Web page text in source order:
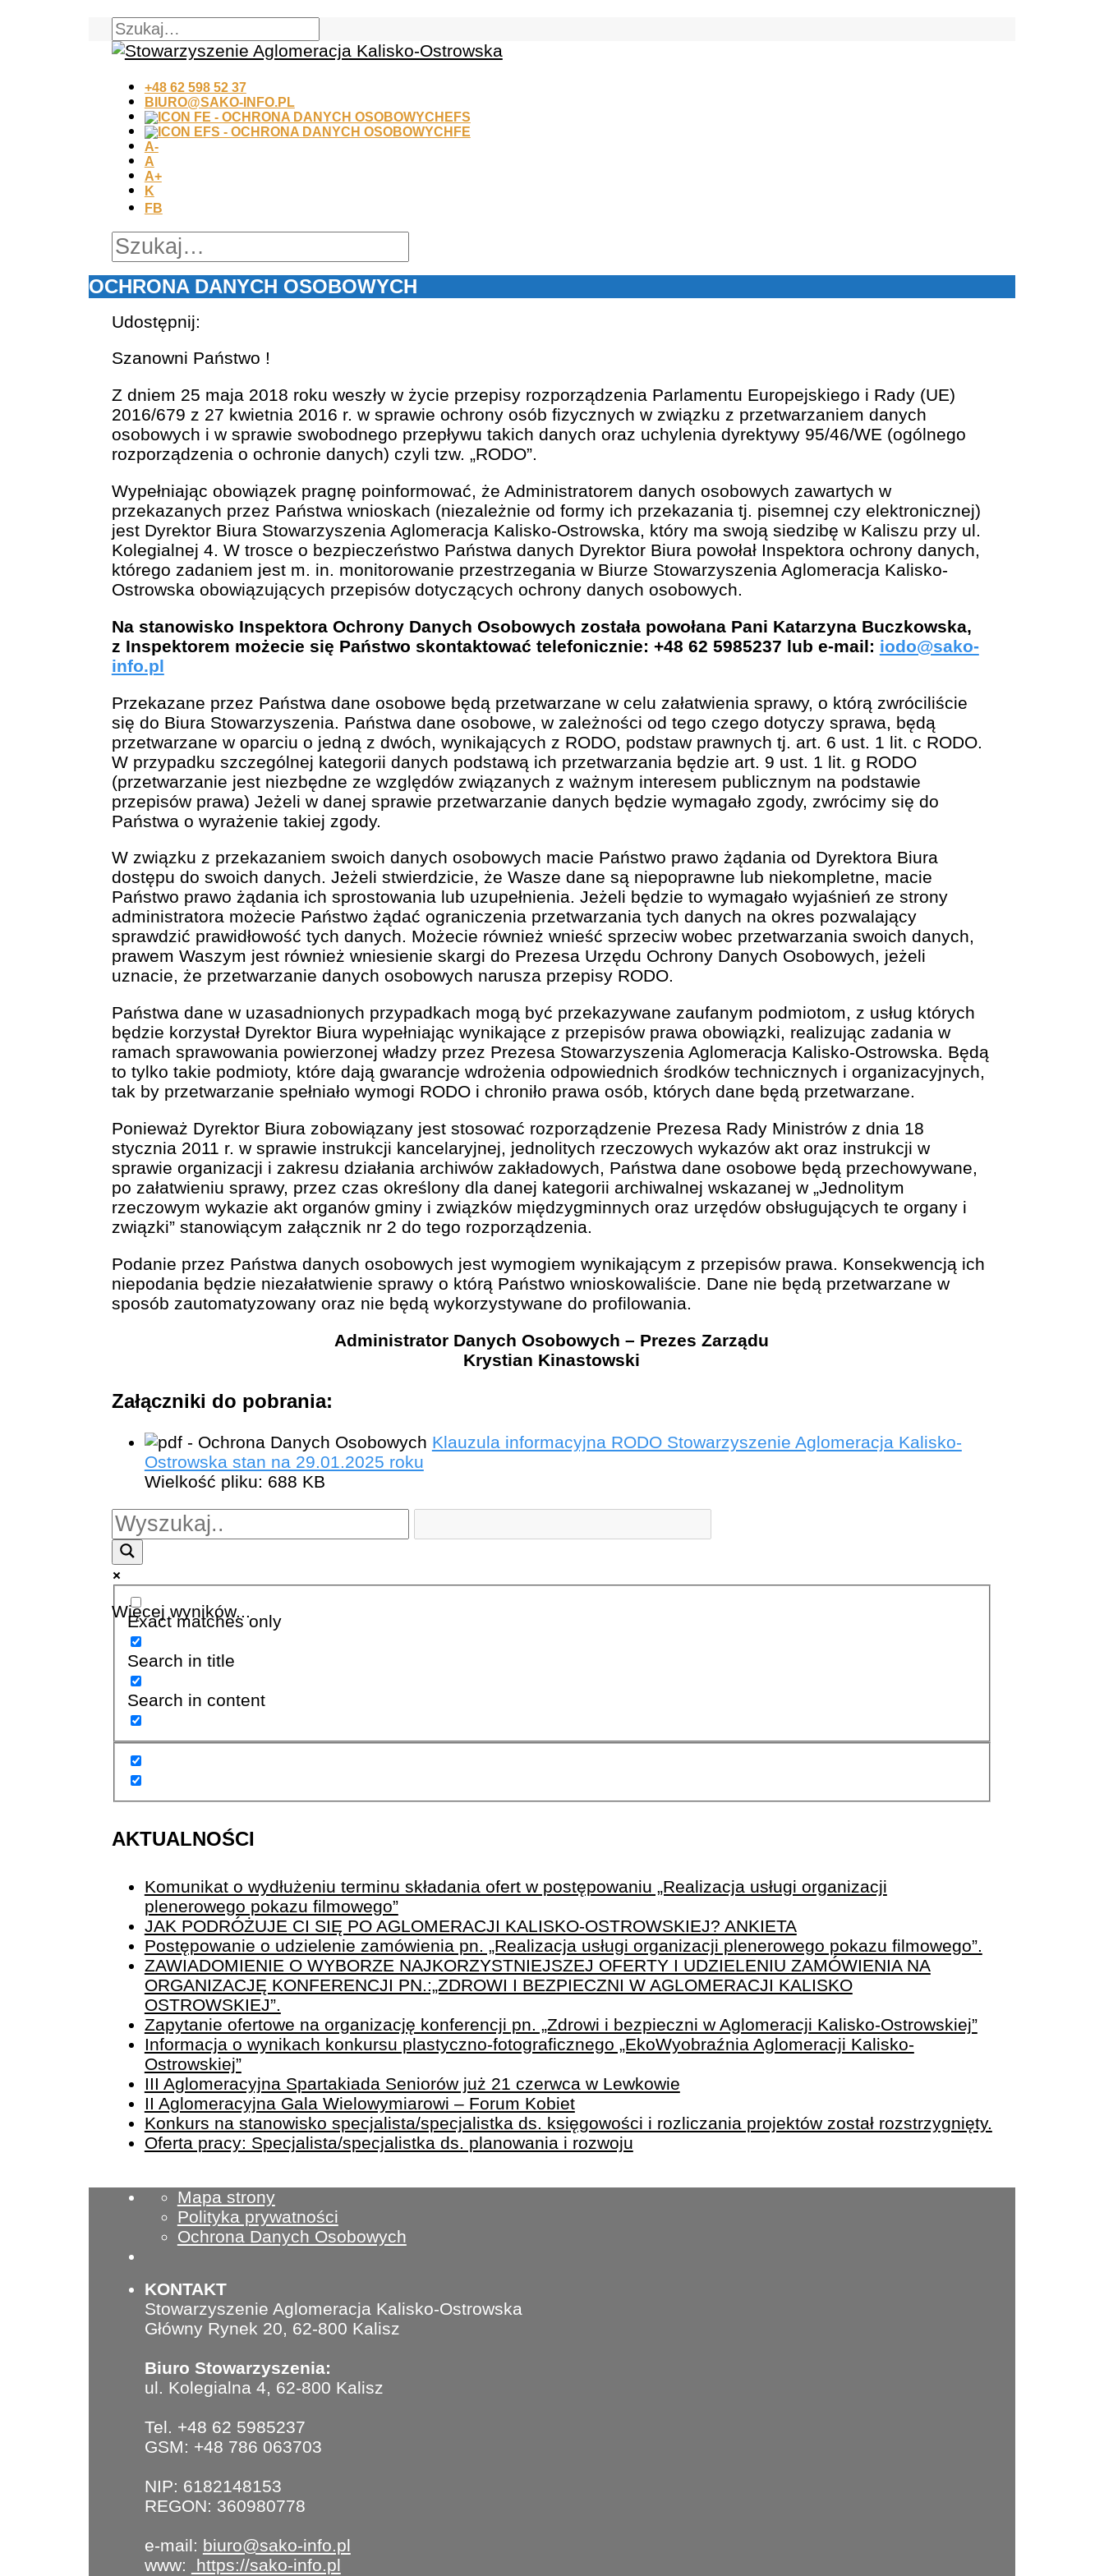
+48 62 598 52 37
BIURO@SAKO-INFO.PL
EFS
FE
A-
A
A+
K
FB
OCHRONA DANYCH OSOBOWYCH
Udostępnij:
Szanowni Państwo !
Z dniem 25 maja 2018 roku weszły w życie przepisy rozporządzenia Parlamentu Europejskiego i Rady (UE)
2016/679 z 27 kwietnia 2016 r. w sprawie ochrony osób fizycznych w związku z przetwarzaniem danych
osobowych i w sprawie swobodnego przepływu takich danych oraz uchylenia dyrektywy 95/46/WE (ogólnego
rozporządzenia o ochronie danych) czyli tzw. „RODO”.
Wypełniając obowiązek pragnę poinformować, że Administratorem danych osobowych zawartych w
przekazanych przez Państwa wnioskach (niezależnie od formy ich przekazania tj. pisemnej czy elektronicznej)
jest Dyrektor Biura Stowarzyszenia Aglomeracja Kalisko-Ostrowska, który ma swoją siedzibę w Kaliszu przy ul.
Kolegialnej 4. W trosce o bezpieczeństwo Państwa danych Dyrektor Biura powołał Inspektora ochrony danych,
którego zadaniem jest m. in. monitorowanie przestrzegania w Biurze Stowarzyszenia Aglomeracja Kalisko-
Ostrowska obowiązujących przepisów dotyczących ochrony danych osobowych.
Na stanowisko Inspektora Ochrony Danych Osobowych została powołana Pani Katarzyna Buczkowska,
z Inspektorem możecie się Państwo skontaktować telefonicznie: +48 62 5985237 lub e-mail: iodo@sako-
info.pl
Przekazane przez Państwa dane osobowe będą przetwarzane w celu załatwienia sprawy, o którą zwróciliście
się do Biura Stowarzyszenia. Państwa dane osobowe, w zależności od tego czego dotyczy sprawa, będą
przetwarzane w oparciu o jedną z dwóch, wynikających z RODO, podstaw prawnych tj. art. 6 ust. 1 lit. c RODO.
W przypadku szczególnej kategorii danych podstawą ich przetwarzania będzie art. 9 ust. 1 lit. g RODO
(przetwarzanie jest niezbędne ze względów związanych z ważnym interesem publicznym na podstawie
przepisów prawa) Jeżeli w danej sprawie przetwarzanie danych będzie wymagało zgody, zwrócimy się do
Państwa o wyrażenie takiej zgody.
W związku z przekazaniem swoich danych osobowych macie Państwo prawo żądania od Dyrektora Biura
dostępu do swoich danych. Jeżeli stwierdzicie, że Wasze dane są niepoprawne lub niekompletne, macie
Państwo prawo żądania ich sprostowania lub uzupełnienia. Jeżeli będzie to wymagało wyjaśnień ze strony
administratora możecie Państwo żądać ograniczenia przetwarzania tych danych na okres pozwalający
sprawdzić prawidłowość tych danych. Możecie również wnieść sprzeciw wobec przetwarzania swoich danych,
prawem Waszym jest również wniesienie skargi do Prezesa Urzędu Ochrony Danych Osobowych, jeżeli
uznacie, że przetwarzanie danych osobowych narusza przepisy RODO.
Państwa dane w uzasadnionych przypadkach mogą być przekazywane zaufanym podmiotom, z usług których
będzie korzystał Dyrektor Biura wypełniając wynikające z przepisów prawa obowiązki, realizując zadania w
ramach sprawowania powierzonej władzy przez Prezesa Stowarzyszenia Aglomeracja Kalisko-Ostrowska. Będą
to tylko takie podmioty, które dają gwarancje wdrożenia odpowiednich środków technicznych i organizacyjnych,
tak by przetwarzanie spełniało wymogi RODO i chroniło prawa osób, których dane będą przetwarzane.
Ponieważ Dyrektor Biura zobowiązany jest stosować rozporządzenie Prezesa Rady Ministrów z dnia 18
stycznia 2011 r. w sprawie instrukcji kancelaryjnej, jednolitych rzeczowych wykazów akt oraz instrukcji w
sprawie organizacji i zakresu działania archiwów zakładowych, Państwa dane osobowe będą przechowywane,
po załatwieniu sprawy, przez czas określony dla danej kategorii archiwalnej wskazanej w „Jednolitym
rzeczowym wykazie akt organów gminy i związków międzygminnych oraz urzędów obsługujących te organy i
związki” stanowiącym załącznik nr 2 do tego rozporządzenia.
Podanie przez Państwa danych osobowych jest wymogiem wynikającym z przepisów prawa. Konsekwencją ich
niepodania będzie niezałatwienie sprawy o którą Państwo wnioskowaliście. Dane nie będą przetwarzane w
sposób zautomatyzowany oraz nie będą wykorzystywane do profilowania.
Administrator Danych Osobowych – Prezes Zarządu
Krystian Kinastowski
Załączniki do pobrania:
Klauzula informacyjna RODO Stowarzyszenie Aglomeracja Kalisko-
Ostrowska stan na 29.01.2025 roku
Wielkość pliku: 688 KB
Więcej wyników...
Exact matches only
Search in title
Search in content
AKTUALNOŚCI
Komunikat o wydłużeniu terminu składania ofert w postępowaniu „Realizacja usługi organizacji
plenerowego pokazu filmowego”
JAK PODRÓŻUJE CI SIĘ PO AGLOMERACJI KALISKO-OSTROWSKIEJ? ANKIETA
Postępowanie o udzielenie zamówienia pn. „Realizacja usługi organizacji plenerowego pokazu filmowego”.
ZAWIADOMIENIE O WYBORZE NAJKORZYSTNIEJSZEJ OFERTY I UDZIELENIU ZAMÓWIENIA NA
ORGANIZACJĘ KONFERENCJI PN.:„ZDROWI I BEZPIECZNI W AGLOMERACJI KALISKO
OSTROWSKIEJ”.
Zapytanie ofertowe na organizację konferencji pn. „Zdrowi i bezpieczni w Aglomeracji Kalisko-Ostrowskiej”
Informacja o wynikach konkursu plastyczno-fotograficznego „EkoWyobraźnia Aglomeracji Kalisko-
Ostrowskiej”
III Aglomeracyjna Spartakiada Seniorów już 21 czerwca w Lewkowie
II Aglomeracyjna Gala Wielowymiarowi – Forum Kobiet
Konkurs na stanowisko specjalista/specjalistka ds. księgowości i rozliczania projektów został rozstrzygnięty.
Oferta pracy: Specjalista/specjalistka ds. planowania i rozwoju
Mapa strony
Polityka prywatności
Ochrona Danych Osobowych
KONTAKT
Stowarzyszenie Aglomeracja Kalisko-Ostrowska
Główny Rynek 20, 62-800 Kalisz
Biuro Stowarzyszenia:
ul. Kolegialna 4, 62-800 Kalisz
Tel. +48 62 5985237
GSM: +48 786 063703
NIP: 6182148153
REGON: 360980778
e-mail: biuro@sako-info.pl
www:
https://sako-info.pl